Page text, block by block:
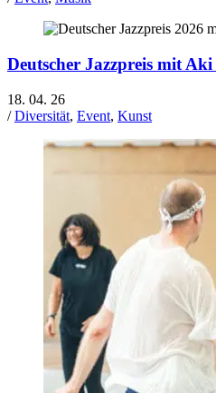
Deutscher Jazzpreis mit Aki
18. 04. 26
/Diversität, Event, Kunst